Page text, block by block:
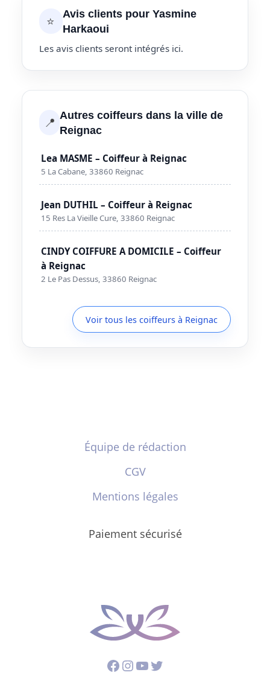
⭐
Avis clients pour Yasmine
Harkaoui
Les avis clients seront intégrés ici.
📍 Autres coiffeurs dans la ville de
Reignac
Lea MASME – Coiffeur à Reignac
5 La Cabane, 33860 Reignac
Jean DUTHIL – Coiffeur à Reignac
15 Res La Vieille Cure, 33860 Reignac
CINDY COIFFURE A DOMICILE – Coiffeur
à Reignac
2 Le Pas Dessus, 33860 Reignac
Voir tous les coiffeurs à Reignac
Équipe de rédaction
CGV
Mentions légales
Paiement sécurisé
Facebook
Instagram
YouTube
Twitter